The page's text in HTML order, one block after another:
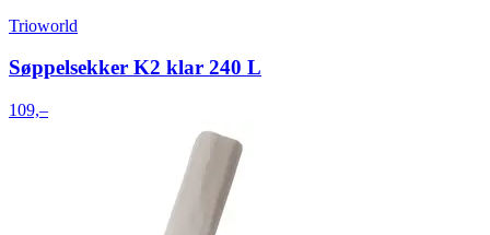
Trioworld
Søppelsekker K2 klar 240 L
109,–